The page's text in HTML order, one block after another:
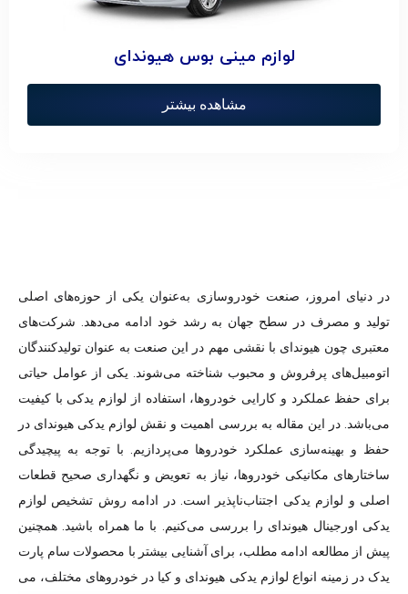
لوازم مینی بوس هیوندای
مشاهده بیشتر
در دنیای امروز، صنعت خودروسازی به‌عنوان یکی از حوزه‌های اصلی
تولید و مصرف در سطح جهان به رشد خود ادامه می‌دهد. شرکت‌های
معتبری چون هیوندای با نقشی مهم در این صنعت به عنوان تولیدکنندگان
اتومبیل‌های پرفروش و محبوب شناخته می‌شوند. یکی از عوامل حیاتی
برای حفظ عملکرد و کارایی خودروها، استفاده از لوازم یدکی با کیفیت
می‌باشد. در این مقاله به بررسی اهمیت و نقش لوازم یدکی هیوندای در
حفظ و بهینه‌سازی عملکرد خودروها می‌پردازیم. با توجه به پیچیدگی
ساختارهای مکانیکی خودروها، نیاز به تعویض و نگهداری صحیح قطعات
اصلی و لوازم یدکی اجتناب‌ناپذیر است. در ادامه روش تشخیص لوازم
یدکی اورجینال هیوندای را بررسی می‌کنیم. با ما همراه باشید. همچنین
پیش از مطالعه ادامه مطلب، برای آشنایی بیشتر با محصولات سام پارت
یدک در زمینه انواع لوازم یدکی هیوندای و کیا در خودروهای مختلف، می